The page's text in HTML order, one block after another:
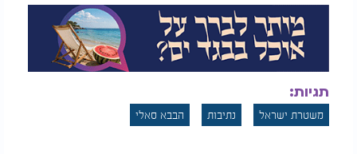
"בחסדי שמים האירוע מתנהל בצורה מסודרת ובטוחה,"
מסר בכיר במשטרה. "ההיענות הגדולה של הציבור,
למרות המצב הביטחוני, מעידה על כוח האמונה
והאחדות של עם ישראל."
תגיות:
משטרת ישראל נתיבות הבבא סאלי